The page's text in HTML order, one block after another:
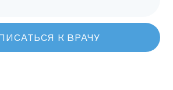
К ВРАЧУ